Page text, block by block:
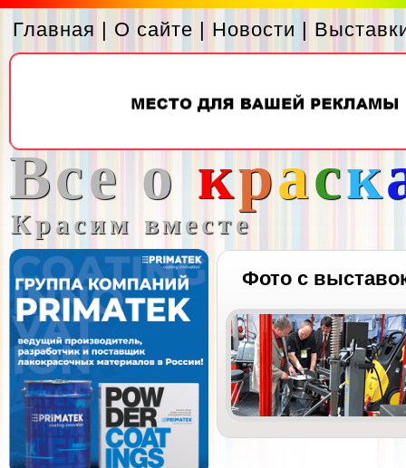
Главная | О сайте | Новости |
Все о краск
Красим вместе
Фото с